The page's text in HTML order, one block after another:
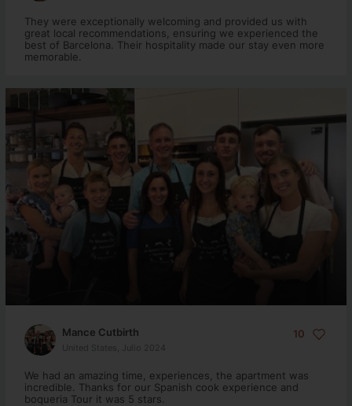
They were exceptionally welcoming and provided us with
great local recommendations, ensuring we experienced the
best of Barcelona. Their hospitality made our stay even more
memorable.
Mance Cutbirth 10
United States, Julio 2024
We had an amazing time, experiences, the apartment was
incredible. Thanks for our Spanish cook experience and
boqueria Tour it was 5 stars.